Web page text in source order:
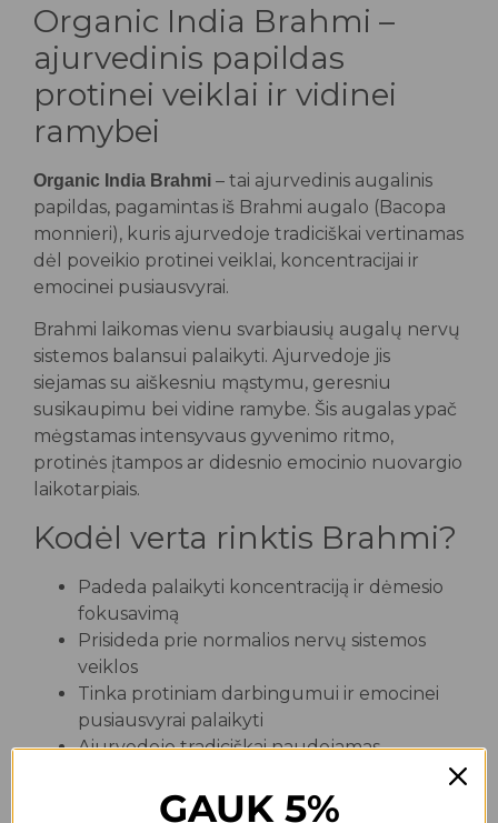
Organic India Brahmi –
ajurvedinis papildas
protinei veiklai ir vidinei
ramybei
Organic India Brahmi – tai ajurvedinis augalinis
papildas, pagamintas iš Brahmi augalo (Bacopa
monnieri), kuris ajurvedoje tradiciškai vertinamas
dėl poveikio protinei veiklai, koncentracijai ir
emocinei pusiausvyrai.
Brahmi laikomas vienu svarbiausių augalų nervų
sistemos balansui palaikyti. Ajurvedoje jis
siejamas su aiškesniu mąstymu, geresniu
susikaupimu bei vidine ramybe. Šis augalas ypač
mėgstamas intensyvaus gyvenimo ritmo,
protinės įtampos ar didesnio emocinio nuovargio
laikotarpiais.
Kodėl verta rinktis Brahmi?
Padeda palaikyti koncentraciją ir dėmesio
fokusavimą
Prisideda prie normalios nervų sistemos
veiklos
Tinka protiniam darbingumui ir emocinei
pusiausvyrai palaikyti
Ajurvedoje tradiciškai naudojamas
Ekologiškos sudėties augalinės kapsulės
GAUK 5%